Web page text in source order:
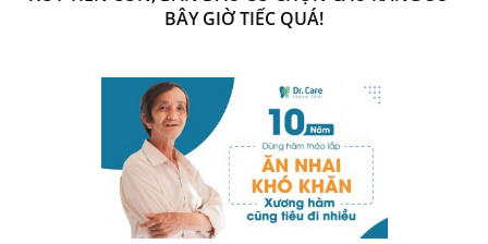
BÂY GIỜ TIẾC QUÁ!